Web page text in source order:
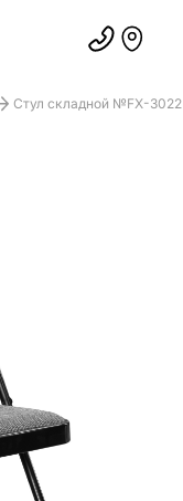
Стул складной №FX-